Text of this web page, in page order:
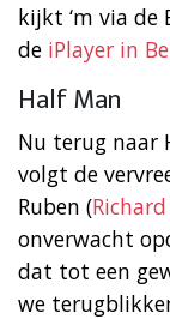
kijkt ‘m via de
de iPlayer in
Half Man
Nu terug naar
volgt de
Ruben (
onverwacht
dat tot een
we